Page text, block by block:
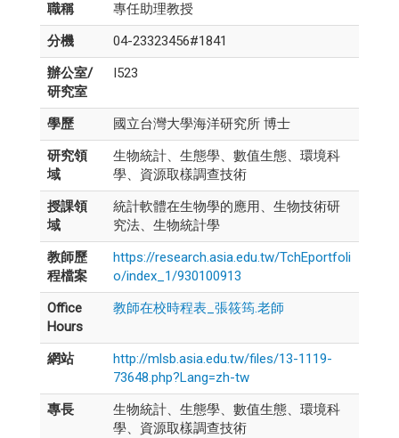
職稱
專任助理教授
分機
04-23323456#1841
辦公室/
研究室
I523
學歷
國立台灣大學海洋研究所 博士
研究領
域
生物統計、生態學、數值生態、環境科
學、資源取樣調查技術
授課領
域
統計軟體在生物學的應用、生物技術研
究法、生物統計學
教師歷
程檔案
https://research.asia.edu.tw/TchEportfoli
o/index_1/930100913
Office
Hours
教師在校時程表_張筱筠.老師
網站
http://mlsb.asia.edu.tw/files/13-1119-
73648.php?Lang=zh-tw
專長
生物統計、生態學、數值生態、環境科
學、資源取樣調查技術